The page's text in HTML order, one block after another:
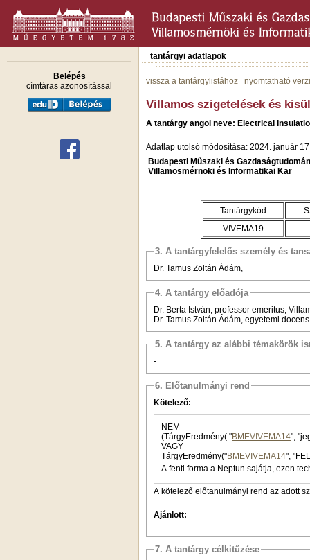
Belépés
címtáras azonosítással
tantárgyi adatlapok
vissza a tantárgylistához nyomtatható
Villamos szigetelések és
A tantárgy angol neve: Electrical
Adatlap utolsó módosítása: 2024. január
Budapesti Műszaki és
Villamosmérnöki és Informatikai Kar
Tantárgykód
VIVEMA19
3. A tantárgyfelelős személy és
Dr. Tamus Zoltán Ádám,
4. A tantárgy előadója
Dr. Berta István, professor emeritus,
Dr. Tamus Zoltán Ádám, egyetemi
5. A tantárgy az alábbi témakörök
-
6. Előtanulmányi rend
Kötelező:
NEM
(TárgyEredmény( "BMEVIVEMA14
VAGY
TárgyEredmény("BMEVIVEMA14",
A fenti forma a Neptun sajátja, ezen
A kötelező előtanulmányi rend az adott
Ajánlott:
-
7. A tantárgy célkitűzése